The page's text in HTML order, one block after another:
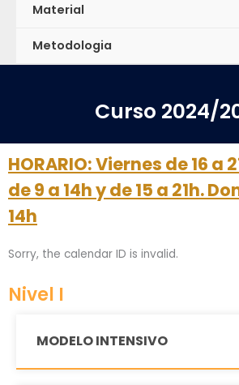
Material
Metodologia
Curso 2024/
HORARIO: Viernes de 16 a
de 9 a 14h y de 15 a 21h.
14h
Sorry, the calendar ID is invalid.
Nivel I
MODELO INTENSIVO